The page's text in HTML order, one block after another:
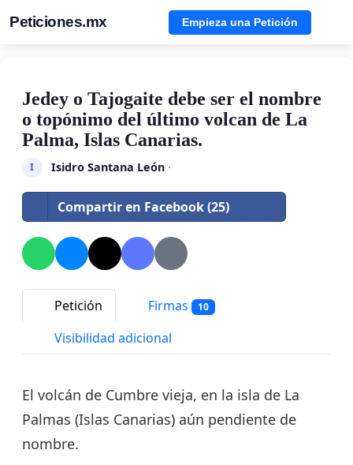
Peticiones.mx Empieza una Petición
Jedey o Tajogaite debe ser el nombre
o topónimo del último volcan de La
Palma, Islas Canarias.
I Isidro Santana León·
Compartir en Facebook (25)
Petición Firmas 10
Visibilidad adicional
El volcán de Cumbre vieja, en la isla de La
Palmas (Islas Canarias) aún pendiente de
nombre.